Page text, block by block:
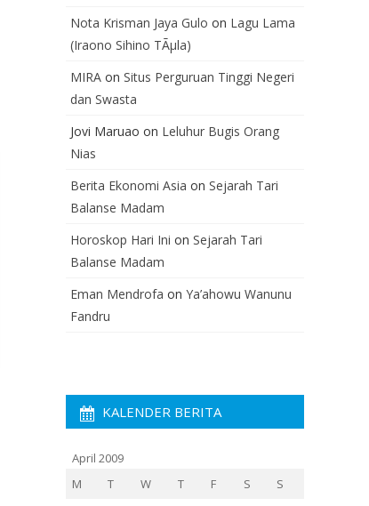
Nota Krisman Jaya Gulo on Lagu Lama
(Iraono Sihino TÃµla)
MIRA on Situs Perguruan Tinggi Negeri
dan Swasta
Jovi Maruao on Leluhur Bugis Orang
Nias
Berita Ekonomi Asia on Sejarah Tari
Balanse Madam
Horoskop Hari Ini on Sejarah Tari
Balanse Madam
Eman Mendrofa on Ya’ahowu Wanunu
Fandru
KALENDER BERITA
April 2009
M
T W T F S
S